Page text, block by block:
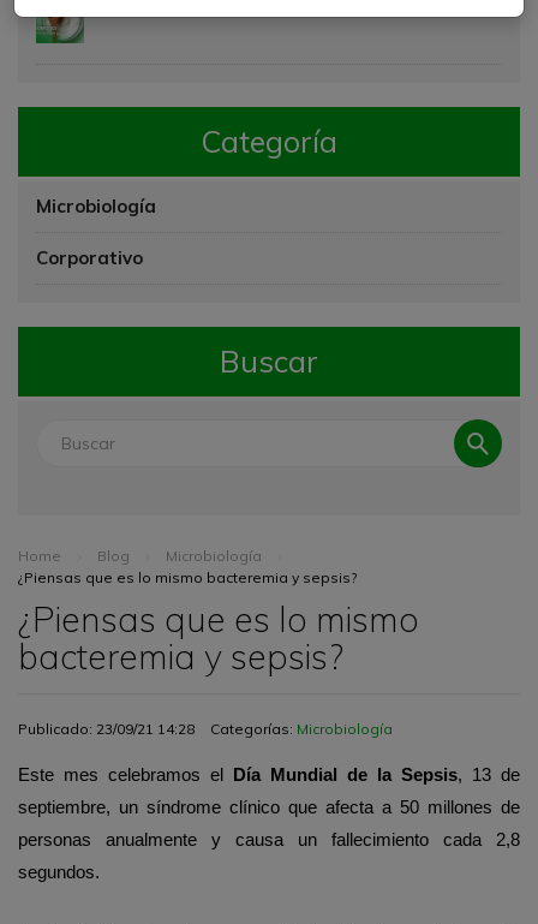
Categoría
Microbiología
Corporativo
Buscar
Home Blog
Microbiología
¿Piensas que es lo mismo bacteremia y sepsis?
¿Piensas que es lo mismo
bacteremia y sepsis?
Publicado: 23/09/21 14:28 Categorías: Microbiología
Este mes celebramos el Día Mundial de la Sepsis, 13 de
septiembre, un síndrome clínico que afecta a 50 millones de
personas anualmente y causa un fallecimiento cada 2,8
segundos.